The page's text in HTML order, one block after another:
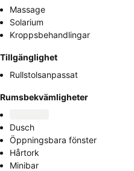
Massage
Solarium
Kroppsbehandlingar
Tillgänglighet
Rullstolsanpassat
Rumsbekvämligheter
Dusch
Öppningsbara fönster
Hårtork
Minibar